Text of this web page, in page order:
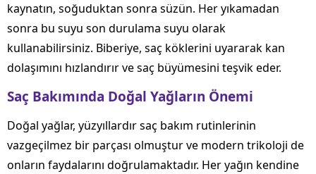
kaynatın, soğuduktan sonra süzün. Her yıkamadan
sonra bu suyu son durulama suyu olarak
kullanabilirsiniz. Biberiye, saç köklerini uyararak kan
dolaşımını hızlandırır ve saç büyümesini teşvik eder.
Saç Bakımında Doğal Yağların Önemi
Doğal yağlar, yüzyıllardır saç bakım rutinlerinin
vazgeçilmez bir parçası olmuştur ve modern trikoloji de
onların faydalarını doğrulamaktadır. Her yağın kendine